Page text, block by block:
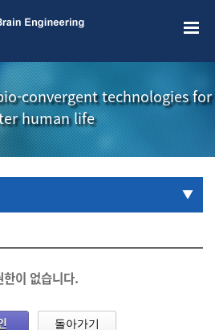
convergent technologies for
human life
한이 없습니다.
돌아가기